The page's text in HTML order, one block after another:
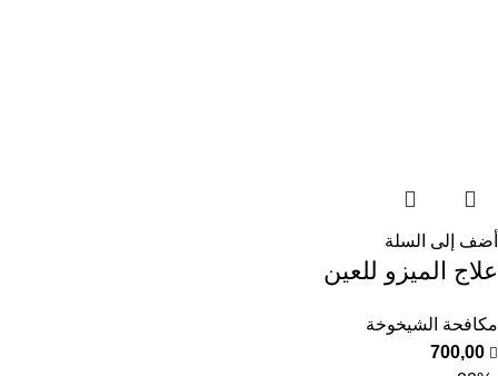
أضف إلى السلة
علاج الميزو للعين
مكافحة الشيخوخة
700,00